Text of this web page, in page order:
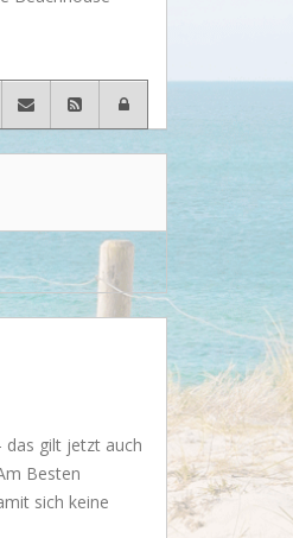
das gilt jetzt auch
Besten
sich keine